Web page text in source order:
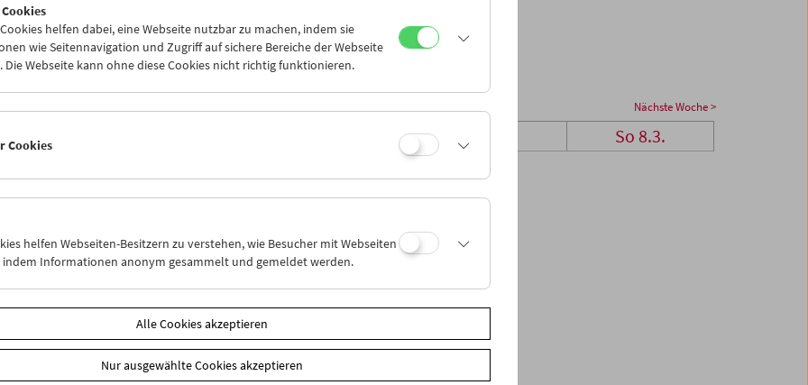
01
Nächste Woche >
Mi 4.3. So 8.3.
helfen dabei, eine Webseite nutzbar zu machen, indem sie
wie Seitennavigation und Zugriff auf sichere Bereiche der Webseite
Die Webseite kann ohne diese Cookies nicht richtig funktionieren.
Cookies
helfen Webseiten-Besitzern zu verstehen, wie Besucher mit Webseiten
indem Informationen anonym gesammelt und gemeldet werden.
Alle Cookies akzeptieren
Nur ausgewählte Cookies akzeptieren